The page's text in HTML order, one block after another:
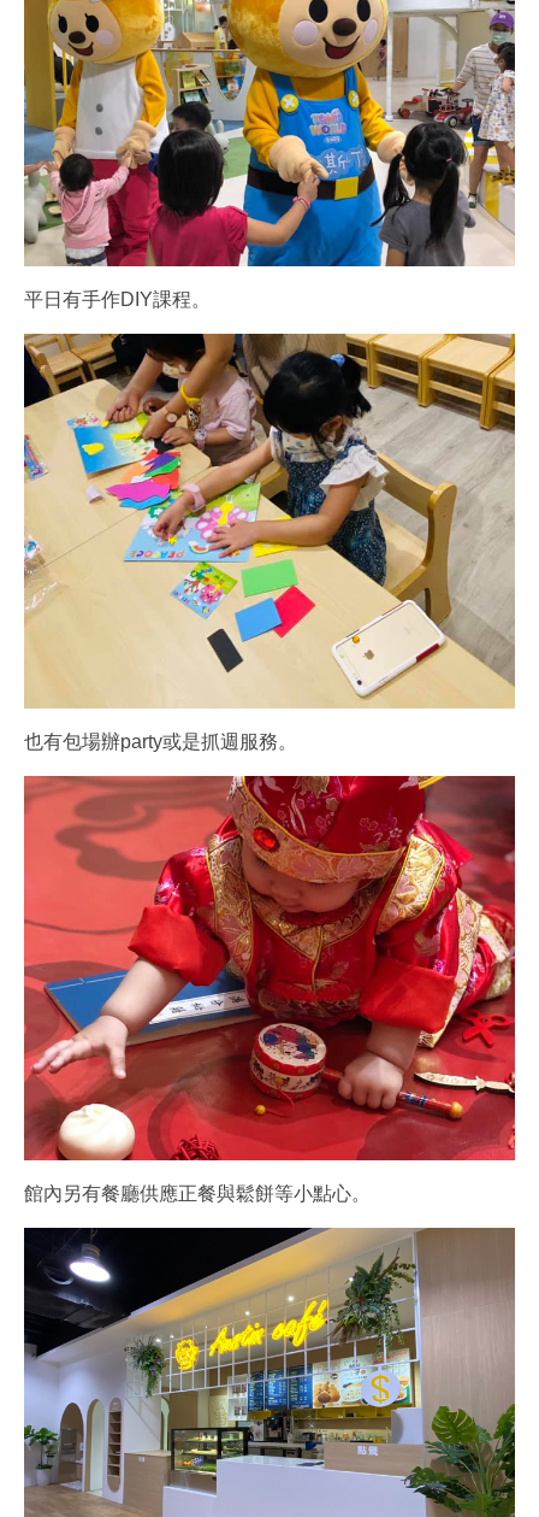
平日有手作DIY課程。
也有包場辦party或是抓週服務。
館內另有餐廳供應正餐與鬆餅等小點心。